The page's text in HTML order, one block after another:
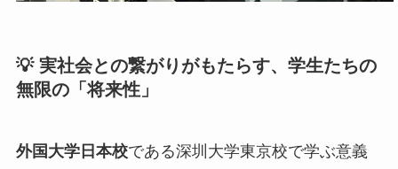
💡 実社会との繋がりがもたらす、学生たちの
無限の「将来性」
外国大学日本校である深圳大学東京校で学ぶ意義